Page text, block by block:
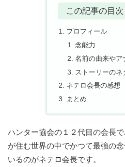
この記事の目次
プロフィール
念能力
名前の由来やア
ストーリーのネ
ネテロ会長の感想
まとめ
ハンター協会の１２代目の会長
が住む世界の中でかつて最強の
いるのがネテロ会長です。